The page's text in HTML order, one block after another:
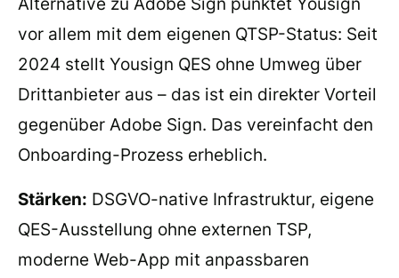
vor allem mit dem eigenen QTSP-Status: Seit
2024 stellt Yousign QES ohne Umweg über
Drittanbieter aus – das ist ein direkter Vorteil
gegenüber Adobe Sign. Das vereinfacht den
Onboarding-Prozess erheblich.
Stärken: DSGVO-native Infrastruktur, eigene
QES-Ausstellung ohne externen TSP,
moderne Web-App mit anpassbaren